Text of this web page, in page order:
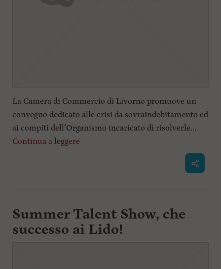
La Camera di Commercio di Livorno promuove un
convegno dedicato alle crisi da sovraindebitamento ed
ai compiti dell’Organismo incaricato di risolverle...
Continua a leggere
Summer Talent Show, che
successo ai Lido!